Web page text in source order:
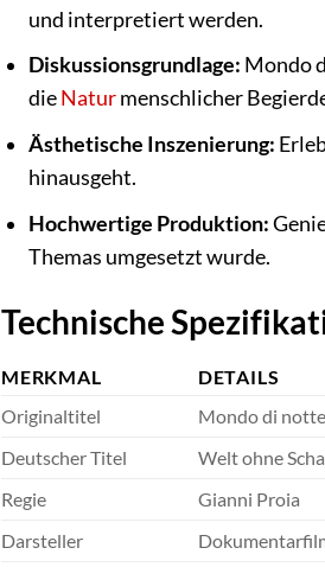
und interpretiert werden.
Diskussionsgrundlage: Mondo
dieNaturmenschlicher
Ästhetische Inszenierung:
hinausgeht.
Hochwertige Produktion:
Themas umgesetzt wurde.
Technische
MERKMAL
DETAILS
Originaltitel
Mondo di notte
Deutscher Titel
Welt ohne
Regie
Gianni Proia
Darsteller